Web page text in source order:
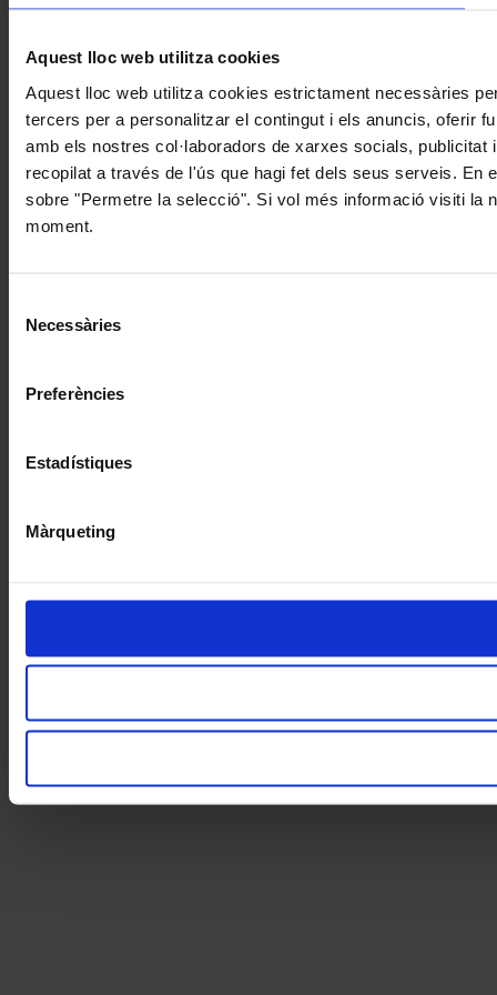
Aquest lloc web utilitza cookies
Aquest lloc web utilitza cookies estrictament necessàries
tercers per a personalitzar el contingut i els anuncis, oferir
amb els nostres col·laboradors de xarxes socials,
recopilat a través de l'ús que hagi fet dels seus serveis. En
sobre "Permetre la selecció". Si vol més informació visiti la
moment.
Necessàries
Preferències
Estadístiques
Màrqueting